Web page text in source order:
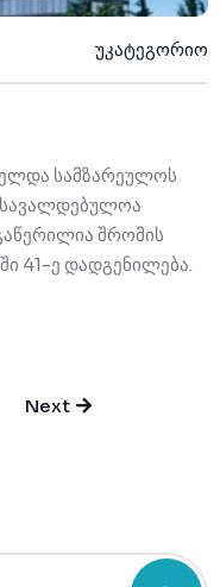
უკატეგორიო
სამზარეულოს
სავალდებულოა
შრომის
41-ე დადგენილება.
Next